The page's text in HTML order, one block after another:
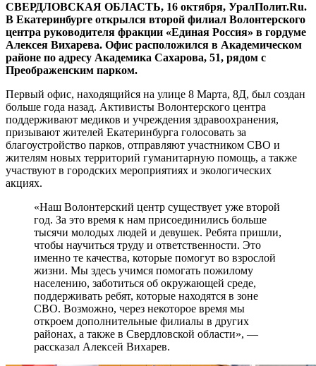
СВЕРДЛОВСКАЯ ОБЛАСТЬ, 16 октября, УралПолит.Ru.
В Екатеринбурге открылся второй филиал Волонтерского
центра руководителя фракции «Единая Россия» в гордуме
Алексея Вихарева. Офис расположился в Академическом
районе по адресу Академика Сахарова, 51, рядом с
Преображенским парком.
Первый офис, находящийся на улице 8 Марта, 8Д, был создан
больше года назад. Активисты Волонтерского центра
поддерживают медиков и учреждения здравоохранения,
призывают жителей Екатеринбурга голосовать за
благоустройство парков, отправляют участником СВО и
жителям новых территорий гуманитарную помощь, а также
участвуют в городских мероприятиях и экологических
акциях.
«Наш Волонтерский центр существует уже второй
год. За это время к нам присоединились больше
тысячи молодых людей и девушек. Ребята пришли,
чтобы научиться труду и ответственности. Это
именно те качества, которые помогут во взрослой
жизни. Мы здесь учимся помогать пожилому
населению, заботиться об окружающей среде,
поддерживать ребят, которые находятся в зоне
СВО. Возможно, через некоторое время мы
откроем дополнительные филиалы в других
районах, а также в Свердловской области», —
рассказал Алексей Вихарев.